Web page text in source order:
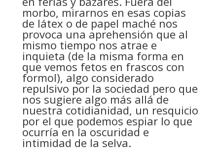
morbo, mirarnos en esas copias
de látex o de papel maché nos
provoca una aprehensión que al
mismo tiempo nos atrae e
inquieta (de la misma forma en
que vemos fetos en frascos con
formol), algo considerado
repulsivo por la sociedad pero que
nos sugiere algo más allá de
nuestra cotidianidad, un resquicio
por el que podemos espiar lo que
ocurría en la oscuridad e
intimidad de la selva.